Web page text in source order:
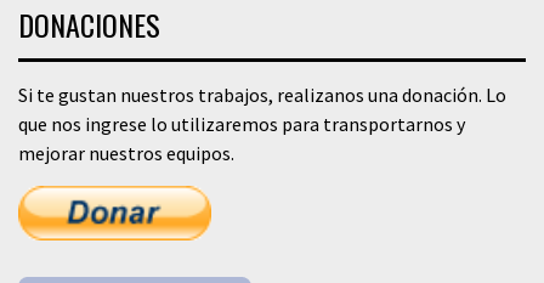
DONACIONES
Si te gustan nuestros trabajos, realizanos una donación. Lo
que nos ingrese lo utilizaremos para transportarnos y
mejorar nuestros equipos.